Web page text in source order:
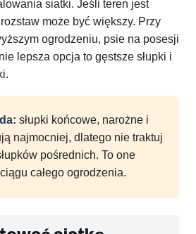
siatki. Jeśli teren jest
może być większy. Przy
ogrodzeniu, psie na posesji
lepsza opcja to gęstsze słupki i
słupki końcowe, narożne i
najmocniej, dlatego nie traktuj
pośrednich. To one
całego ogrodzenia.